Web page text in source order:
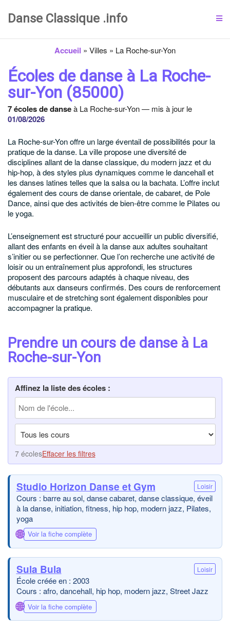
Danse Classique .info
Accueil » Villes » La Roche-sur-Yon
Écoles de danse à La Roche-
sur-Yon (85000)
7 écoles de danseà La Roche-sur-Yon — mis à jour le
01/08/2026
La Roche-sur-Yon offre un large éventail de possibilités pour la
pratique de la danse. La ville propose une diversité de
disciplines allant de la danse classique, du modern jazz et du
hip-hop, à des styles plus dynamiques comme le dancehall et
les danses latines telles que la salsa ou la bachata. L’offre inclut
également des cours de danse orientale, de cabaret, de Pole
Dance, ainsi que des activités de bien-être comme le Pilates ou
le yoga.
L’enseignement est structuré pour accueillir un public diversifié,
allant des enfants en éveil à la danse aux adultes souhaitant
s’initier ou se perfectionner. Que l’on recherche une activité de
loisir ou un entraînement plus approfondi, les structures
proposent des parcours adaptés à chaque niveau, des
débutants aux danseurs confirmés. Des cours de renforcement
musculaire et de stretching sont également disponibles pour
accompagner la pratique.
Prendre un cours de danse à La
Roche-sur-Yon
Affinez la liste des écoles :
7 écolesEffacer les filtres
Studio Horizon Danse et Gym Loisir
Cours : barre au sol, danse cabaret, danse classique, éveil
à la danse, initiation, fitness, hip hop, modern jazz, Pilates,
yoga
🌐 Voir la fiche complète
Sula Bula Loisir
École créée en : 2003
Cours : afro, dancehall, hip hop, modern jazz, Street Jazz
🌐 Voir la fiche complète